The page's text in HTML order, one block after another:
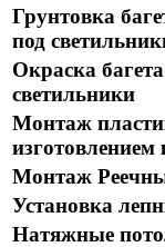
Грунтовка
под
Окраска
светильники
Монтаж
изготовлением
Монтаж
Установка
Натяжные